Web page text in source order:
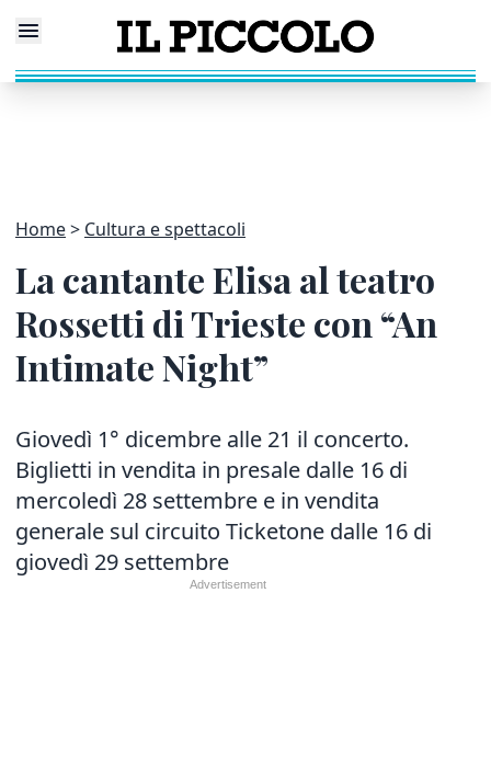
Home Cultura e spettacoli
La cantante Elisa al teatro
Rossetti di Trieste con “An
Intimate Night”
Giovedì 1° dicembre alle 21 il concerto.
Biglietti in vendita in presale dalle 16 di
mercoledì 28 settembre e in vendita
generale sul circuito Ticketone dalle 16 di
giovedì 29 settembre